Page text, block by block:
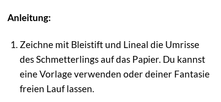
Anleitung:
Zeichne mit Bleistift und Lineal die Umrisse
des Schmetterlings auf das Papier. Du kannst
eine Vorlage verwenden oder deiner Fantasie
freien Lauf lassen.